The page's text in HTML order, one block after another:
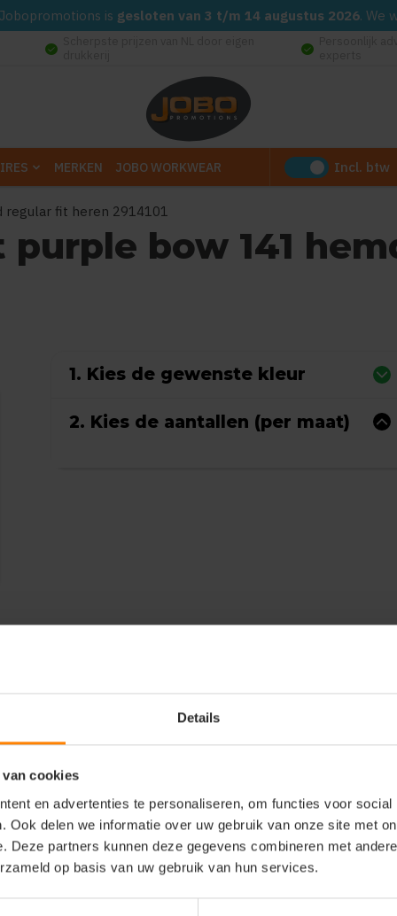
Details
van cookies
en advertenties te personaliseren, om functies voor social
Ook delen we informatie over uw gebruik van onze site met
Deze partners kunnen deze gegevens combineren met
op basis van uw gebruik van hun services.
is gesloten van 3 t/m 14 augustus 2026. We
check_circle check_circle
MERKEN JOBO WORKWEAR Incl. btw
regular fit heren 2914101
bow 141
1. Kies de gewenste kleur
2. Kies de aantallen (per maat)
bow 141 hemd